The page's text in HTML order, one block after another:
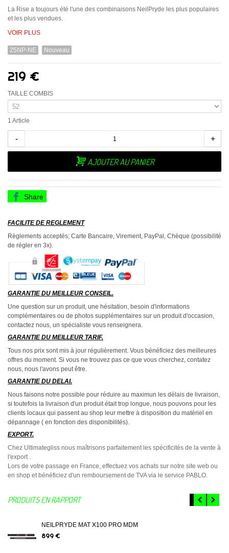
La Rise a toujours été l'une des combinaisons NeilPryde les plus populaires
et les plus vendues.
VOIR PLUS
25NP-NE Nouveau
219 €
TAILLE COMBIS
1 Article
- +
AJOUTER AU PANIER
Share
FACILITE DE REGLEMENT
Règlements acceptés; Carte Bancaire, Virement, PayPal, Chèque (possibilité
de régler en 3x).
GARANTIE DU MEILLEUR CONSEIL.
Une question sur un produit, une hésitation, besoin d'informations
complémentaires ou de photos supplémentaires sur un produit d'occasion,
contactez nous, un spécialiste vous renseignera.
GARANTIE DU MEILLEUR TARIF.
Tous nos prix sont mis à jour régulièrement. Vous bénéficiez des meilleures
offres du moment. Si vous ne trouvez pas ce que vous cherchez, contatez
nous, nous l'avons peut être.
GARANTIE DU DELAI.
Nous faisons notre possible pour réduire au maximun les délais de livraison,
si toutefois la livraison d'un produit était trop longue, nous pouvons pour les
clients locaux qui passent au shop leur mettre à disposition du matériel en
dépannage ( en fonction des disponibilités).
EXPORT.
Chez Ultimategliss nous maîtrisons parfaitement les spécificités de la vente à
l'export .
Lors de votre passage en France, effectuez vos achats sur notre site web ou
en shop et bénéficiez d'un remboursement de TVA via le service PABLO.
PRODUITS EN RAPPORT
NEILPRYDE MAT X100 PRO MDM
899 €